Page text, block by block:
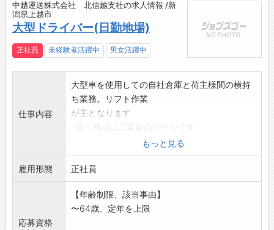
中越運送株式会社 北信越支社の求人情報 /新
潟県上越市
大型ドライバー(日勤地場)
正社員 未経験者活躍中 男女活躍中
仕事内容
大型車を使用しての自社倉庫と荷主様間の横持
ち業務。リフト作業
が主となります
【働きやすい職場認証事業者】
採用後、業務内容の変更予定なし
もっと見る
雇用形態 正社員
応募資格
【年齢制限、該当事由】
〜64歳、定年を上限